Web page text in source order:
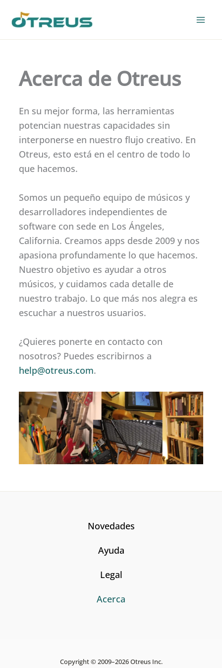
Acerca de Otreus
En su mejor forma, las herramientas
potencian nuestras capacidades sin
interponerse en nuestro flujo creativo. En
Otreus, esto está en el centro de todo lo
que hacemos.
Somos un pequeño equipo de músicos y
desarrolladores independientes de
software con sede en Los Ángeles,
California. Creamos apps desde 2009 y nos
apasiona profundamente lo que hacemos.
Nuestro objetivo es ayudar a otros
músicos, y cuidamos cada detalle de
nuestro trabajo. Lo que más nos alegra es
escuchar a nuestros usuarios.
¿Quieres ponerte en contacto con
nosotros? Puedes escribirnos a
help@otreus.com.
Novedades
Ayuda
Legal
Acerca
Copyright © 2009–2026 Otreus Inc.